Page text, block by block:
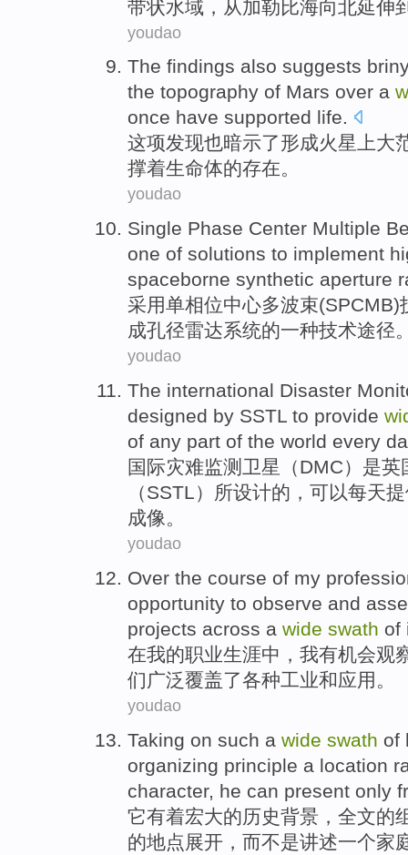
带状水域 ， 从加勒比海向北延伸
youdao
The findings also suggests
the topography of Mars over a
once have supported life.
这项发现也暗示了形成火星上大
撑着生命体的存在。
youdao
Single Phase Center Multiple
one of solutions to implement
spaceborne synthetic aperture
采用单相位中心多波束(SPCMB)
成孔径雷达系统的一种技术途径
youdao
The international Disaster
designed by SSTL to provide
of any part of the world every
国际灾难监测 卫星 （DMC） 是英
（SSTL） 所设计的 ，可以每天
成像。
youdao
Over the course of my
opportunity to observe and
projects across a wide swath of
在我的职业生涯中， 我有机会观
们广泛覆盖了各种工业和应用。
youdao
Taking on such a wide swath of
organizing principle a location
character, he can present only
它有着宏大的历史背景，全文的
的地点 展开， 而不是讲述一个家